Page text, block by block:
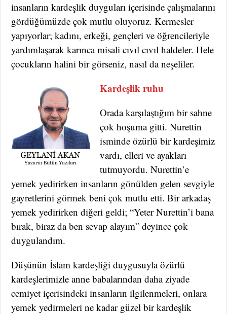
insanların kardeşlik duyguları içerisinde çalışmalarını
gördüğümüzde çok mutlu oluyoruz. Kermesler
yapıyorlar; kadını, erkeği, gençleri ve öğrencileriyle
yardımlaşarak karınca misali cıvıl cıvıl haldeler. Hele
çocukların halini bir görseniz, nasıl da neşeliler.
Kardeşlik ruhu
Orada karşılaştığım bir sahne
çok hoşuma gitti. Nurettin
isminde özürlü bir kardeşimiz
vardı, elleri ve ayakları
tutmuyordu. Nurettin’e
yemek yedirirken insanların gönülden gelen sevgiyle
gayretlerini görmek beni çok mutlu etti. Bir arkadaş
yemek yedirirken diğeri geldi; “Yeter Nurettin’i bana
bırak, biraz da ben sevap alayım” deyince çok
duygulandım.
Düşünün İslam kardeşliği duygusuyla özürlü
kardeşlerimizle anne babalarından daha ziyade
cemiyet içerisindeki insanların ilgilenmeleri, onlara
yemek yedirmeleri ne kadar güzel bir kardeşlik